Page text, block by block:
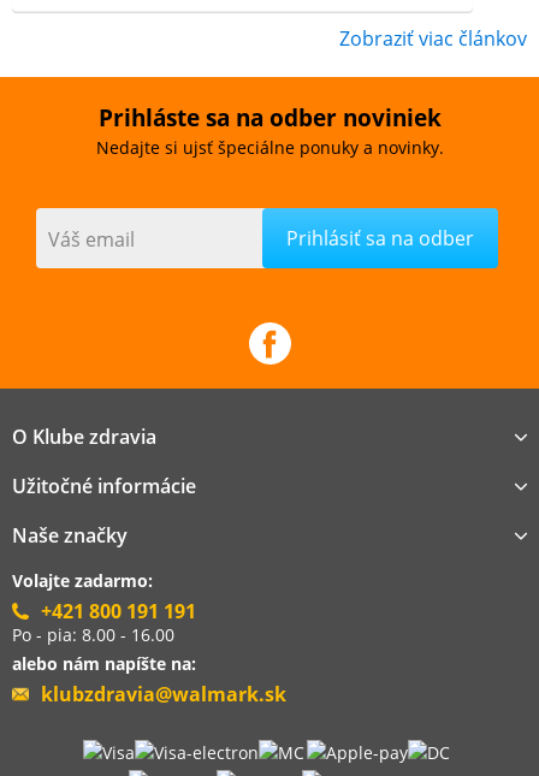
Zobraziť viac článkov
Prihláste sa na odber noviniek
Nedajte si ujsť špeciálne ponuky a novinky.
Váš email
O Klube zdravia
Užitočné informácie
Naše značky
Volajte zadarmo:
+421 800 191 191
Po - pia: 8.00 - 16.00
alebo nám napíšte na:
klubzdravia@walmark.sk